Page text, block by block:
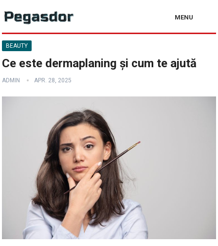
MENU
BEAUTY
Ce este dermaplaning și cum te ajută
ADMIN APR. 28, 2025